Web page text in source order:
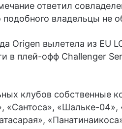
ответил
подобного владельцы не
Origen вылетела из EU
в плей-офф Challenger
клубов собственные
«Сантоса», «Шальке-